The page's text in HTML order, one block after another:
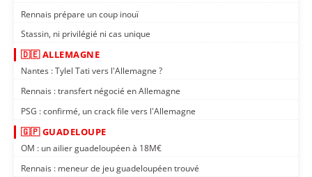
Rennais prépare un coup inouï
Stassin, ni privilégié ni cas unique
🇩🇪 ALLEMAGNE
Nantes : Tylel Tati vers l'Allemagne ?
Rennais : transfert négocié en Allemagne
PSG : confirmé, un crack file vers l'Allemagne
🇬🇵 GUADELOUPE
OM : un ailier guadeloupéen à 18M€
Rennais : meneur de jeu guadeloupéen trouvé